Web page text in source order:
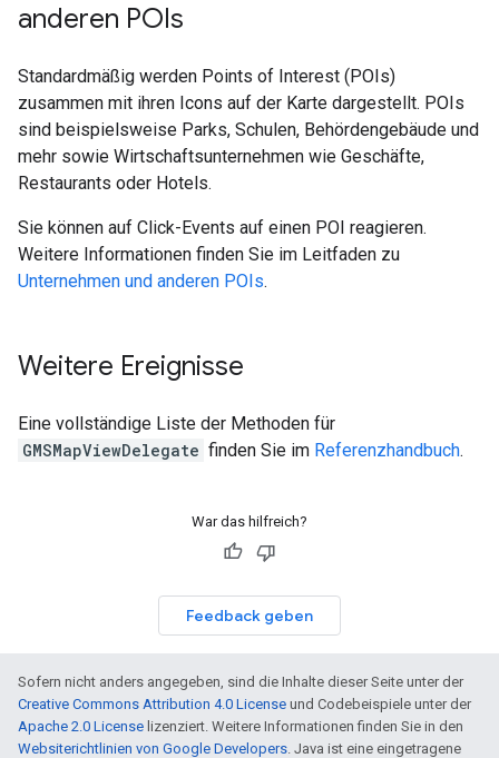
anderen POIs
Standardmäßig werden Points of Interest (POIs)
zusammen mit ihren Icons auf der Karte dargestellt. POIs
sind beispielsweise Parks, Schulen, Behördengebäude und
mehr sowie Wirtschaftsunternehmen wie Geschäfte,
Restaurants oder Hotels.
Sie können auf Click-Events auf einen POI reagieren.
Weitere Informationen finden Sie im Leitfaden zu
Unternehmen und anderen POIs.
Weitere Ereignisse
Eine vollständige Liste der Methoden für
GMSMapViewDelegate finden Sie im Referenzhandbuch.
War das hilfreich?
Feedback geben
Sofern nicht anders angegeben, sind die Inhalte dieser Seite unter der
Creative Commons Attribution 4.0 License und Codebeispiele unter der
Apache 2.0 License lizenziert. Weitere Informationen finden Sie in den
Websiterichtlinien von Google Developers. Java ist eine eingetragene